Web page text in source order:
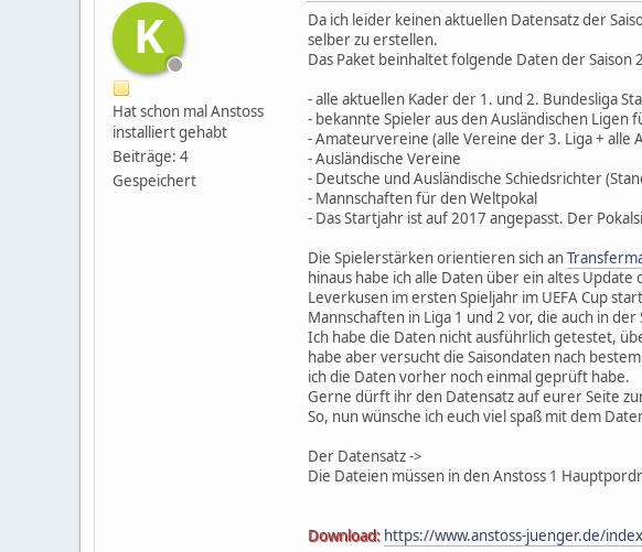
K
Hat schon mal Anstoss
installiert gehabt
Beiträge: 4
Gespeichert
Da ich leider keinen aktuellen Datensatz der
selber zu erstellen.
Das Paket beinhaltet folgende Daten der Saison
- alle aktuellen Kader der 1. und 2. Bundesliga
- bekannte Spieler aus den Ausländischen
- Amateurvereine (alle Vereine der 3. Liga + alle
- Ausländische Vereine
- Deutsche und Ausländische Schiedsrichter
- Mannschaften für den Weltpokal
- Das Startjahr ist auf 2017 angepasst. Der
Die Spielerstärken orientieren sich an
hinaus habe ich alle Daten über ein altes
Leverkusen im ersten Spieljahr im UEFA Cup
Mannschaften in Liga 1 und 2 vor, die auch in
Ich habe die Daten nicht ausführlich getestet,
habe aber versucht die Saisondaten nach
ich die Daten vorher noch einmal geprüft habe.
Gerne dürft ihr den Datensatz auf eurer Seite
So, nun wünsche ich euch viel spaß mit dem
Der Datensatz ->
Die Dateien müssen in den Anstoss 1
Download: https://www.anstoss-juenger.de/